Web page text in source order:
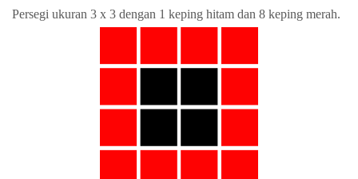
Persegi ukuran 3 x 3 dengan 1 keping hitam dan 8 keping merah.